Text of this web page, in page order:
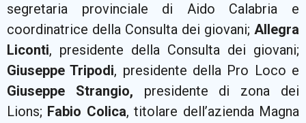
segretaria provinciale di Aido Calabria e
coordinatrice della Consulta dei giovani; Allegra
Liconti, presidente della Consulta dei giovani;
Giuseppe Tripodi, presidente della Pro Loco e
Giuseppe Strangio, presidente di zona dei
Lions; Fabio Colica, titolare dell’azienda Magna